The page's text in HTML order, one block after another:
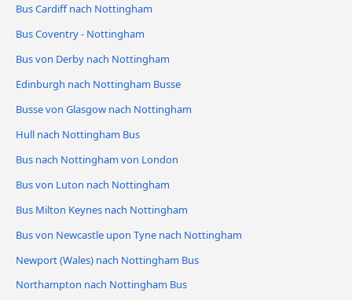
Bus Cardiff nach Nottingham
Bus Coventry - Nottingham
Bus von Derby nach Nottingham
Edinburgh nach Nottingham Busse
Busse von Glasgow nach Nottingham
Hull nach Nottingham Bus
Bus nach Nottingham von London
Bus von Luton nach Nottingham
Bus Milton Keynes nach Nottingham
Bus von Newcastle upon Tyne nach Nottingham
Newport (Wales) nach Nottingham Bus
Northampton nach Nottingham Bus